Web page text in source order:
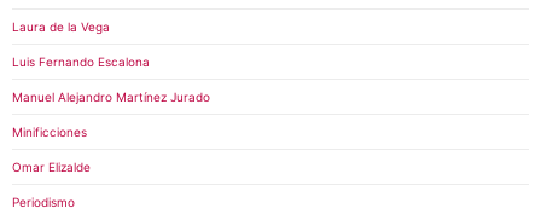
Laura de la Vega
Luis Fernando Escalona
Manuel Alejandro Martínez Jurado
Minificciones
Omar Elizalde
Periodismo